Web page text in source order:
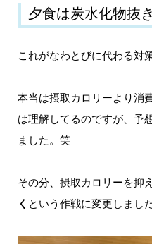
夕食は炭水化物抜き
これがなわとびに代わる対
本当は摂取カロリーより消
は理解してるのですが、予
ました。笑
その分、摂取カロリーを抑
く という作戦に変更しました